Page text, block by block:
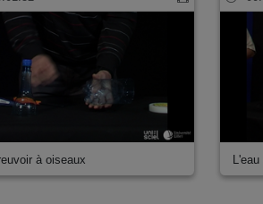
à oiseaux